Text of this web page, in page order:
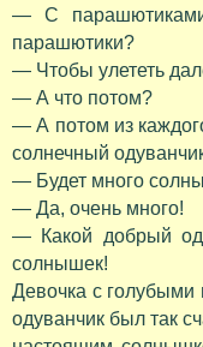
— С
парашютики?
— Чтобы улететь
— А что потом?
— А потом из
солнечный
— Будет много
— Да, очень много!
— Какой добрый
солнышек!
Девочка с голубыми
одуванчик был так